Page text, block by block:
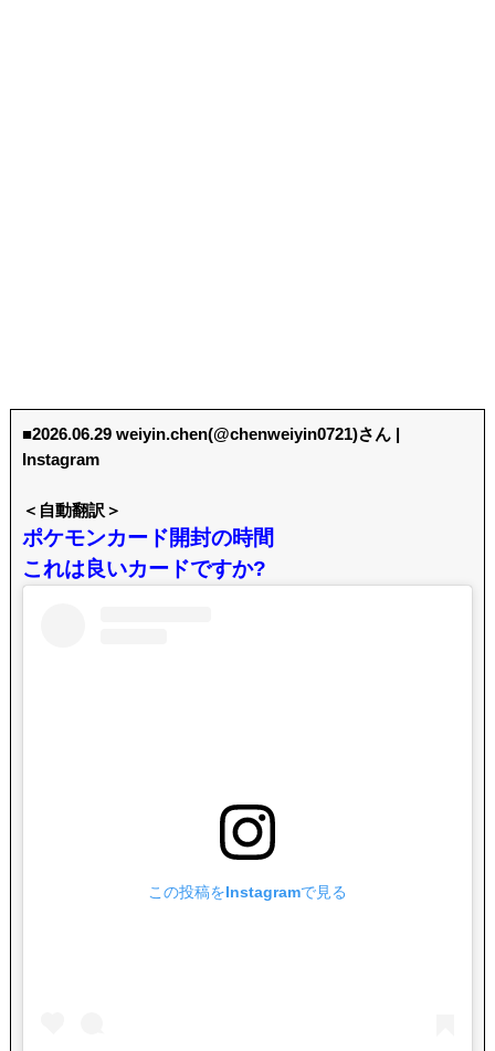
■2026.06.29 weiyin.chen(@chenweiyin0721)さん |
Instagram
＜自動翻訳＞
ポケモンカード開封の時間
これは良いカードですか?
この投稿をInstagramで見る